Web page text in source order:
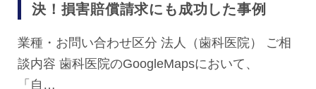
決！損害賠償請求にも成功した事例
業種・お問い合わせ区分 法人（歯科医院） ご相
談内容 歯科医院のGoogleMapsにおいて、
「自…